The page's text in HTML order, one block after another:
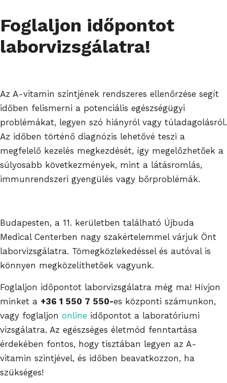
Foglaljon időpontot
laborvizsgálatra!
Az A-vitamin szintjének rendszeres ellenőrzése segít
időben felismerni a potenciális egészségügyi
problémákat, legyen szó hiányról vagy túladagolásról.
Az időben történő diagnózis lehetővé teszi a
megfelelő kezelés megkezdését, így megelőzhetőek a
súlyosabb következmények, mint a látásromlás,
immunrendszeri gyengülés vagy bőrproblémák.
Budapesten, a 11. kerületben található Újbuda
Medical Centerben nagy szakértelemmel várjuk Önt
laborvizsgálatra. Tömegközlekedéssel és autóval is
könnyen megközelíthetőek vagyunk.
Foglaljon időpontot laborvizsgálatra még ma! Hívjon
minket a +36 1 550 7 550-es központi számunkon,
vagy foglaljon online időpontot a laboratóriumi
vizsgálatra. Az egészséges életmód fenntartása
érdekében fontos, hogy tisztában legyen az A-
vitamin szintjével, és időben beavatkozzon, ha
szükséges!